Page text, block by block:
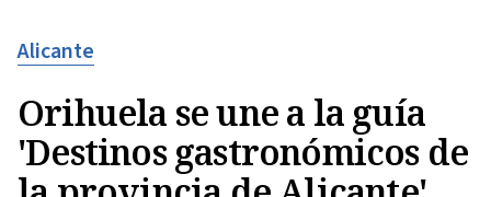
Alicante
Orihuela se une a la guía
'Destinos gastronómicos de